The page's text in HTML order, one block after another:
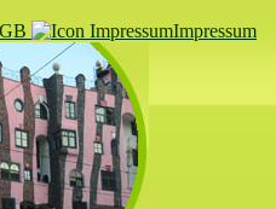
Impressum